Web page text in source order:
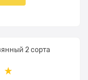
2 сорта